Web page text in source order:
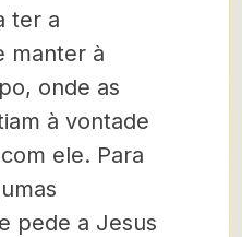
ter a
manter à
onde as
à vontade
ele. Para
pede a Jesus